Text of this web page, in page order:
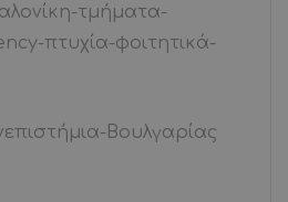
τμήματα-
πτυχία-φοιτητικά-
Βουλγαρίας